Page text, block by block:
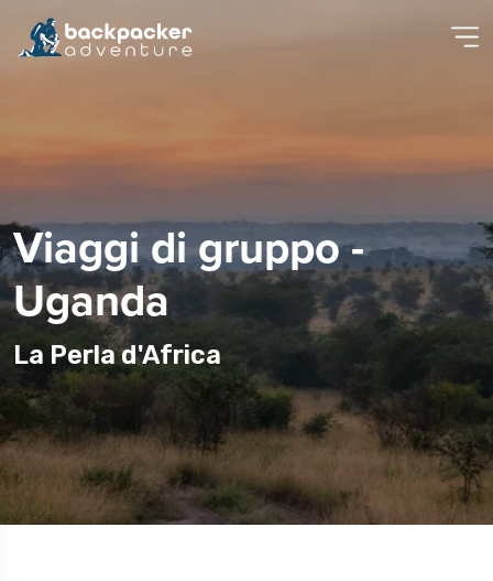
Viaggi di gruppo -
Uganda
La Perla d'Africa